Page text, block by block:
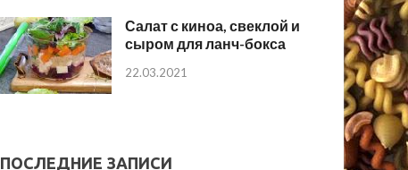
Салат с киноа, свеклой и
сыром для ланч-бокса
22.03.2021
ПОСЛЕДНИЕ ЗАПИСИ